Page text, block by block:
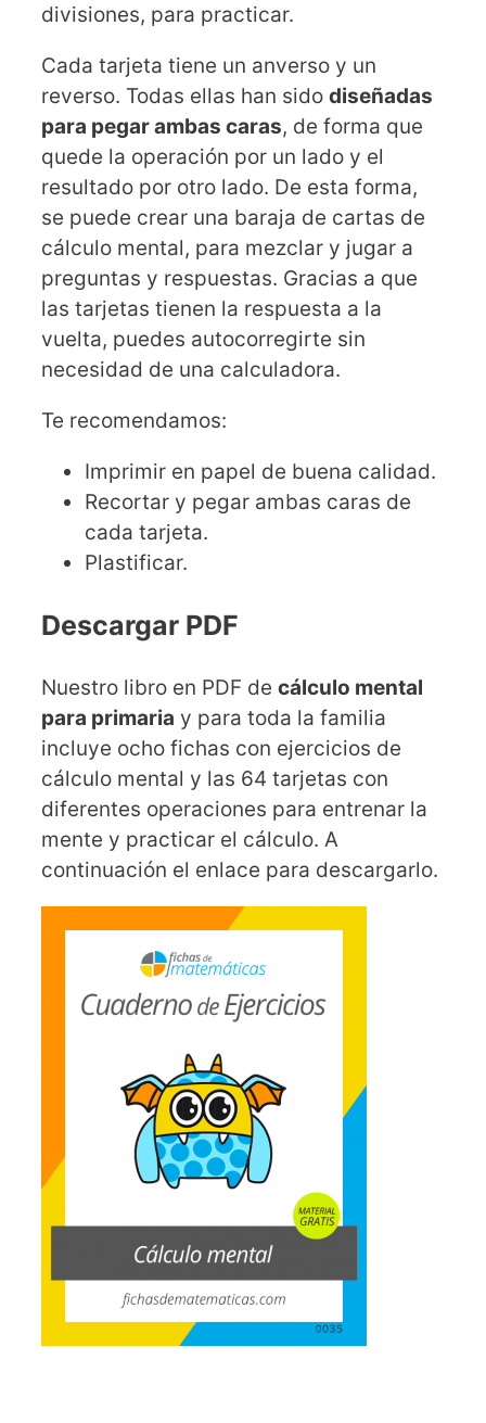
divisiones, para practicar.
Cada tarjeta tiene un anverso y un
reverso. Todas ellas han sido diseñadas
para pegar ambas caras, de forma que
quede la operación por un lado y el
resultado por otro lado. De esta forma,
se puede crear una baraja de cartas de
cálculo mental, para mezclar y jugar a
preguntas y respuestas. Gracias a que
las tarjetas tienen la respuesta a la
vuelta, puedes autocorregirte sin
necesidad de una calculadora.
Te recomendamos:
Imprimir en papel de buena calidad.
Recortar y pegar ambas caras de
cada tarjeta.
Plastificar.
Descargar PDF
Nuestro libro en PDF de cálculo mental
para primaria y para toda la familia
incluye ocho fichas con ejercicios de
cálculo mental y las 64 tarjetas con
diferentes operaciones para entrenar la
mente y practicar el cálculo. A
continuación el enlace para descargarlo.